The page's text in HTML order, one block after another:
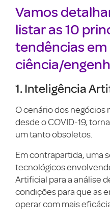
Vamos
listar as 10
tendências em
ciência/
1. Inteligência
O cenário dos
desde o COVID-19,
um tanto obsoletos.
Em contrapartida, uma
tecnológicos
Artificial para a análise
condições para que as
operar com mais